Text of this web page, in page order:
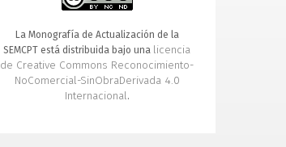
La Monografía de Actualización de la
SEMCPT está distribuida bajo una licencia
de Creative Commons Reconocimiento-
NoComercial-SinObraDerivada 4.0
Internacional.